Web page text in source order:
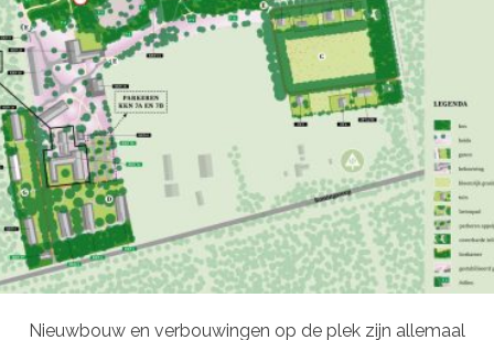
Nieuwbouw en verbouwingen op de plek zijn allemaal